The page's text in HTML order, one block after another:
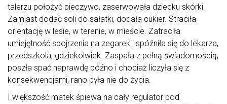
talerzu położyć pieczywo, zaserwowała dziecku skórki.
Zamiast dodać soli do sałatki, dodała cukier. Straciła
orientację w lesie, w terenie, w mieście. Zatraciła
umiejętność spojrzenia na zegarek i spóźniła się do lekarza,
przedszkola, gdziekolwiek. Zaspała z pełną świadomością,
poszła spać naprawdę późno i chociaż liczyła się z
konsekwencjami, rano była nie do życia.
I większość matek śpiewa na cały regulator pod